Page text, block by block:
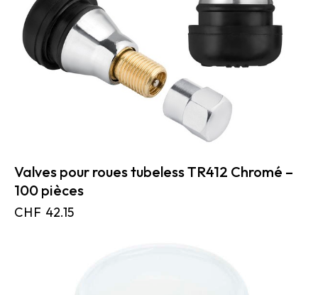
Valves pour roues tubeless TR412 Chromé –
100 pièces
CHF 42.15